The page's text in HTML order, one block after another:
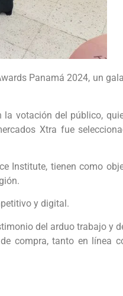
Panamá 2024, un
votación del público,
Xtra fue
Institute, tienen como
y digital.
del arduo trabajo y
compra, tanto en línea